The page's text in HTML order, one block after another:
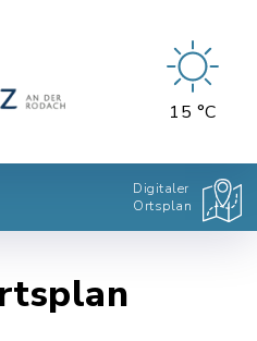
15 °C
Digitaler
Ortsplan